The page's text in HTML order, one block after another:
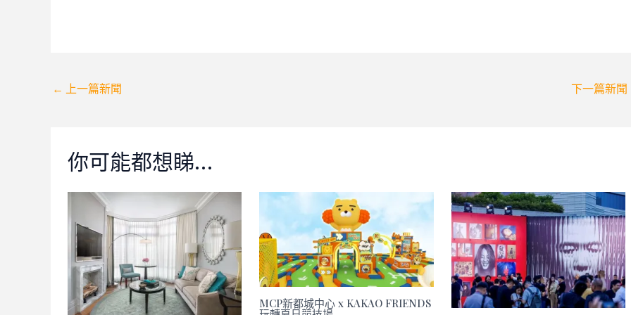
Post
← 上一篇新聞 下一篇新聞
你可能都想睇…
MCP新都城中心 x KAKAO FRIENDS